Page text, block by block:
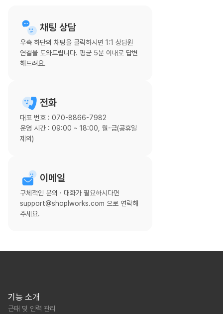
채팅 상담
우측 하단의 채팅을 클릭하시면 1:1 상담원
연결을 도와드립니다. 평균 5분 이내로 답변
해드려요.
전화
대표 번호 : 070-8866-7982
운영 시간 : 09:00 ~ 18:00, 월-금(공휴일
제외)
이메일
구체적인 문의 · 대화가 필요하시다면
support@shoplworks.com 으로 연락해
주세요.
기능 소개
근태 및 인력 관리